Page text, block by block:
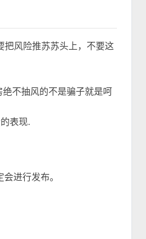
把风险推苏苏头上，不要这
不抽风的不是骗子就是呵
表现.
进行发布。